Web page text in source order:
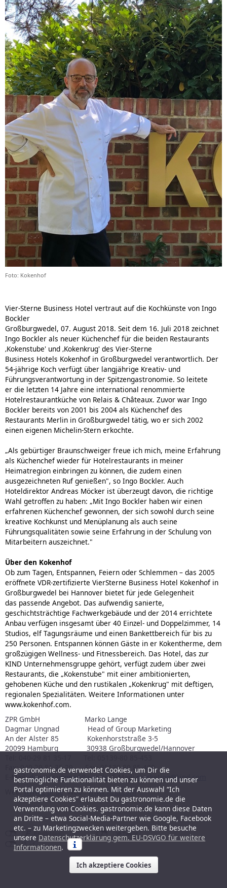
Foto: Kokenhof
Vier-Sterne Business Hotel vertraut auf die Kochkünste von Ingo
Bockler
Großburgwedel, 07. August 2018. Seit dem 16. Juli 2018 zeichnet
Ingo Bockler als neuer Küchenchef für die beiden Restaurants
‚Kokenstube' und ‚Kokenkrug' des Vier-Sterne
Business Hotels Kokenhof in Großburgwedel verantwortlich. Der
54-jährige Koch verfügt über langjährige Kreativ- und
Führungsverantwortung in der Spitzengastronomie. So leitete
er die letzten 14 Jahre eine international renommierte
Hotelrestaurantküche von Relais & Châteaux. Zuvor war Ingo
Bockler bereits von 2001 bis 2004 als Küchenchef des
Restaurants Merlin in Großburgwedel tätig, wo er sich 2002
einen eigenen Michelin-Stern erkochte.
„Als gebürtiger Braunschweiger freue ich mich, meine Erfahrung
als Küchenchef wieder für Hotelrestaurants in meiner
Heimatregion einbringen zu können, die zudem einen
ausgezeichneten Ruf genießen", so Ingo Bockler. Auch
Hoteldirektor Andreas Möcker ist überzeugt davon, die richtige
Wahl getroffen zu haben: „Mit Ingo Bockler haben wir einen
erfahrenen Küchenchef gewonnen, der sich sowohl durch seine
kreative Kochkunst und Menüplanung als auch seine
Führungsqualitäten sowie seine Erfahrung in der Schulung von
Mitarbeitern auszeichnet."
Über den Kokenhof
Ob zum Tagen, Entspannen, Feiern oder Schlemmen – das 2005
eröffnete VDR-zertifizierte VierSterne Business Hotel Kokenhof in
Großburgwedel bei Hannover bietet für jede Gelegenheit
das passende Angebot. Das aufwendig sanierte,
geschichtsträchtige Fachwerkgebäude und der 2014 errichtete
Anbau verfügen insgesamt über 40 Einzel- und Doppelzimmer, 14
Studios, elf Tagungsräume und einen Bankettbereich für bis zu
250 Personen. Entspannen können Gäste in er Kokentherme, dem
großzügigen Wellness- und Fitnessbereich. Das Hotel, das zur
KIND Unternehmensgruppe gehört, verfügt zudem über zwei
Restaurants, die „Kokenstube" mit einer ambitionierten,
gehobenen Küche und den rustikalen „Kokenkrug" mit deftigen,
regionalen Spezialitäten. Weitere Informationen unter
www.kokenhof.com.
ZPR GmbH Marko Lange
Dagmar Ungnad Head of Group Marketing
An der Alster 85 Kokenhorststraße 3-5
20099 Hamburg 30938 Großburgwedel/Hannover
Fax: 040-29 81 35-29 Fax: 05139-80 85-409
E-Mail:dagmar.ungnad@z-pr.de E-Mail:marketing@kind.com
Web:www.z-pr.deWeb :www.kind.com
gastronomie.de verwendet Cookies, um Dir die
bestmögliche Funktionalität bieten zu können und unser
Portal optimieren zu können. Mit der Auswahl “Ich
akzeptiere Cookies” erlaubst Du gastronomie.de die
Verwendung von Cookies. gastronomie.de kann diese Daten
an Dritte – etwa Social-Media-Partner wie Google, Facebook
etc. – zu Marketingzwecken weitergeben. Bitte besuche
unsere Datenschutzerklärung gem. EU-DSVGO für weitere
Informationen.
Ich akzeptiere Cookies